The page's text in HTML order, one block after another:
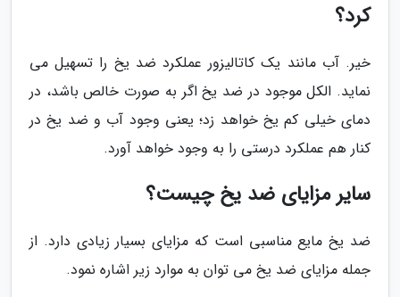
کرد؟
خیر. آب مانند یک کاتالیزور عملکرد ضد یخ را تسهیل می
نماید. الکل موجود در ضد یخ اگر به صورت خالص باشد، در
دمای خیلی کم یخ خواهد زد؛ یعنی وجود آب و ضد یخ در
کنار هم عملکرد درستی را به وجود خواهد آورد.
سایر مزایای ضد یخ چیست؟
ضد یخ مایع مناسبی است که مزایای بسیار زیادی دارد. از
جمله مزایای ضد یخ می توان به موارد زیر اشاره نمود.